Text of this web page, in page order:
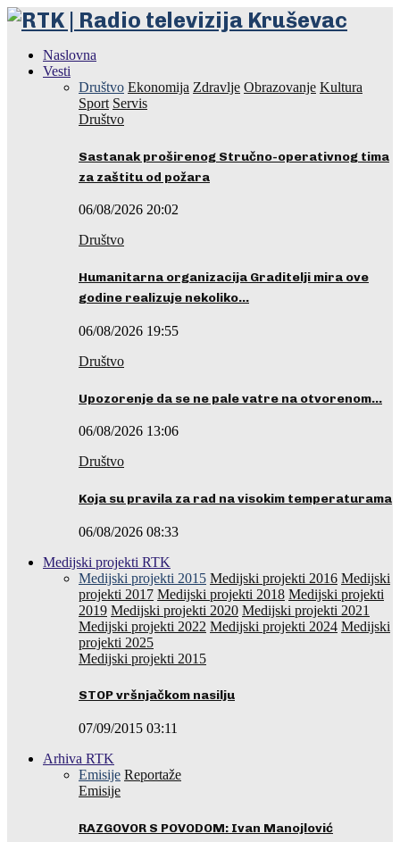
Naslovna
Vesti
Društvo Ekonomija Zdravlje Obrazovanje Kultura
Sport Servis
Društvo
Sastanak proširenog Stručno-operativnog tima
za zaštitu od požara
06/08/2026 20:02
Društvo
Humanitarna organizacija Graditelji mira ove
godine realizuje nekoliko…
06/08/2026 19:55
Društvo
Upozorenje da se ne pale vatre na otvorenom…
06/08/2026 13:06
Društvo
Koja su pravila za rad na visokim temperaturama
06/08/2026 08:33
Medijski projekti RTK
Medijski projekti 2015 Medijski projekti 2016 Medijski
projekti 2017 Medijski projekti 2018 Medijski projekti
2019 Medijski projekti 2020 Medijski projekti 2021
Medijski projekti 2022 Medijski projekti 2024 Medijski
projekti 2025
Medijski projekti 2015
STOP vršnjačkom nasilju
07/09/2015 03:11
Arhiva RTK
Emisije Reportaže
Emisije
RAZGOVOR S POVODOM: Ivan Manojlović